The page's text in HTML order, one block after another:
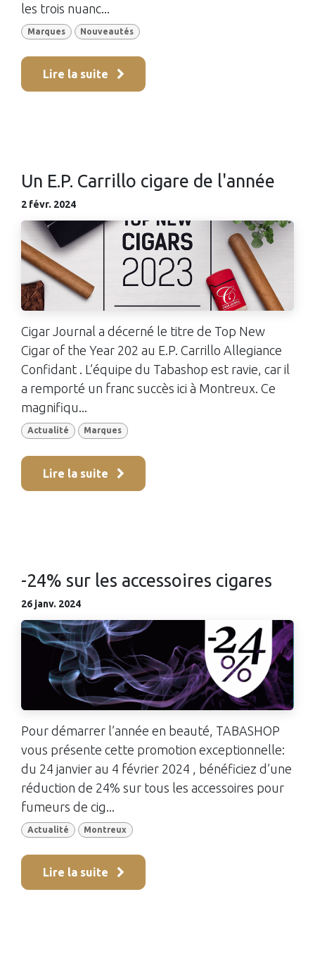
les trois nuanc...
Marques Nouveautés
Lire la suite
Un E.P. Carrillo cigare de l'année
2 févr. 2024
Cigar Journal a décerné le titre de Top New
Cigar of the Year 202 au E.P. Carrillo Allegiance
Confidant . L’équipe du Tabashop est ravie, car il
a remporté un franc succès ici à Montreux. Ce
magnifiqu...
Actualité Marques
Lire la suite
-24% sur les accessoires cigares
26 janv. 2024
Pour démarrer l’année en beauté, TABASHOP
vous présente cette promotion exceptionnelle:
du 24 janvier au 4 février 2024 , bénéficiez d’une
réduction de 24% sur tous les accessoires pour
fumeurs de cig...
Actualité Montreux
Lire la suite